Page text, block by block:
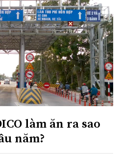
làm ăn ra sao
năm?